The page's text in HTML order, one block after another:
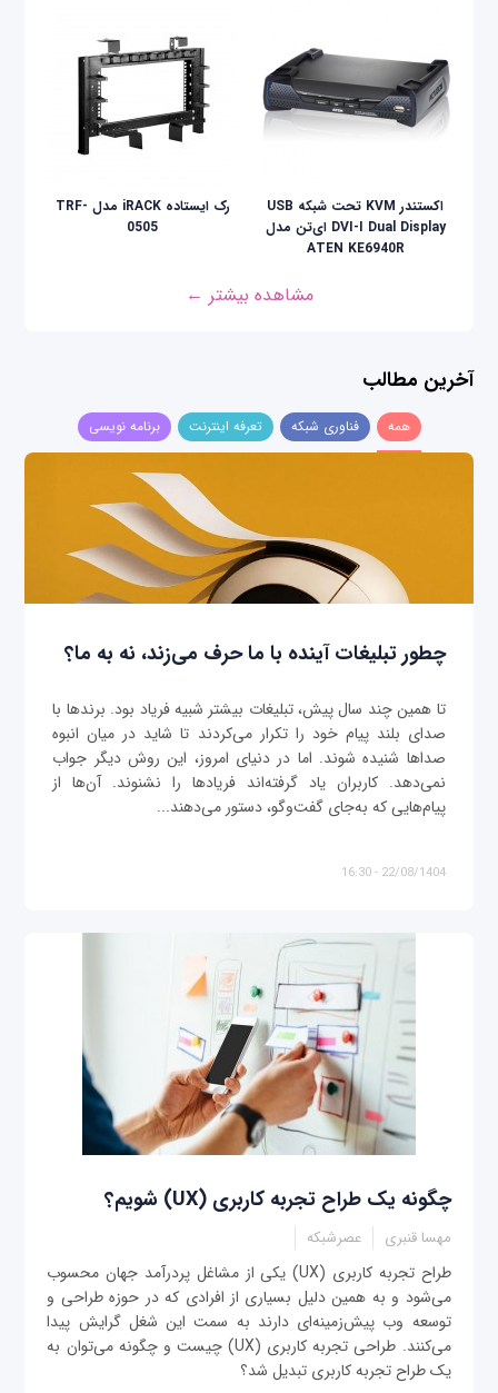
اکستندر KVM تحت شبکه USB
DVI-I Dual Display ای‌تن مدل
ATEN KE6940R
رک ایستاده iRACK مدل TRF-
0505
مشاهده بیشتر ←
آخرین مطالب
همه فناوری شبکه تعرفه اینترنت برنامه نویسی
چطور تبلیغات آینده با ما حرف می‌زند، نه به ما؟
تا همین چند سال پیش، تبلیغات بیشتر شبیه فریاد بود. برندها با
صدای بلند پیام خود را تکرار می‌کردند تا شاید در میان انبوه
صداها شنیده شوند. اما در دنیای امروز، این روش دیگر جواب
نمی‌دهد. کاربران یاد گرفته‌اند فریادها را نشنوند. آن‌ها از
پیام‌هایی که به‌جای گفت‌وگو، دستور می‌دهند...
22/08/1404 - 16:30
چگونه یک طراح تجربه کاربری (UX) شویم؟
مهسا قنبری عصرشبکه
طراح تجربه کاربری (UX) یکی از مشاغل پردرآمد جهان محسوب
می‌شود و به همین دلیل بسیاری از افرادی که در حوزه طراحی و
توسعه وب پیش‌زمینه‌ای دارند به سمت این شغل گرایش پیدا
می‌کنند. طراحی تجربه کاربری (UX) چیست و چگونه می‌توان به
یک طراح تجربه کاربری تبدیل شد؟